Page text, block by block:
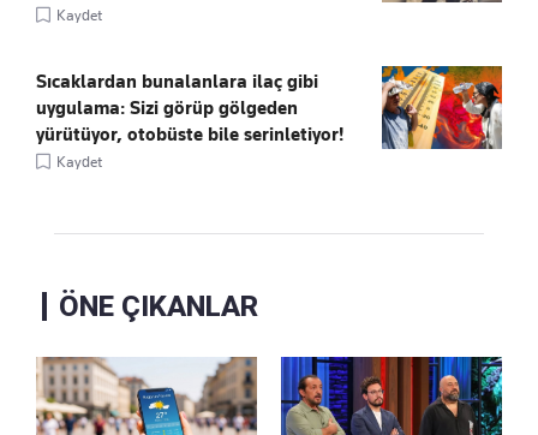
Kaydet
Sıcaklardan bunalanlara ilaç gibi
uygulama: Sizi görüp gölgeden
yürütüyor, otobüste bile serinletiyor!
Kaydet
ÖNE ÇIKANLAR